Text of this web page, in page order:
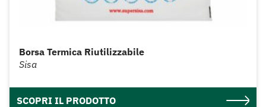
Borsa Termica Riutilizzabile
Sisa
SCOPRI IL PRODOTTO